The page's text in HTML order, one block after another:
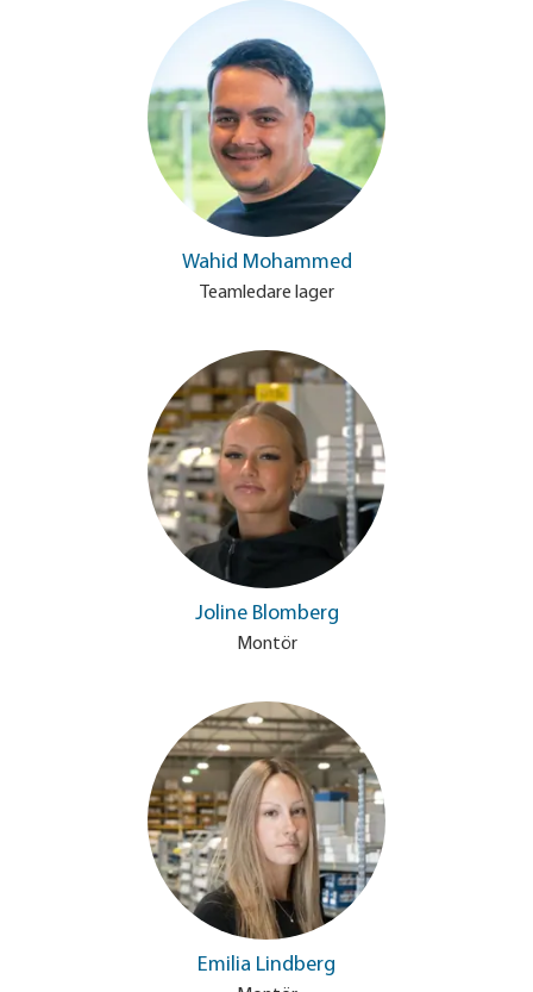
Wahid Mohammed
Teamledare lager
Joline Blomberg
Montör
Emilia Lindberg